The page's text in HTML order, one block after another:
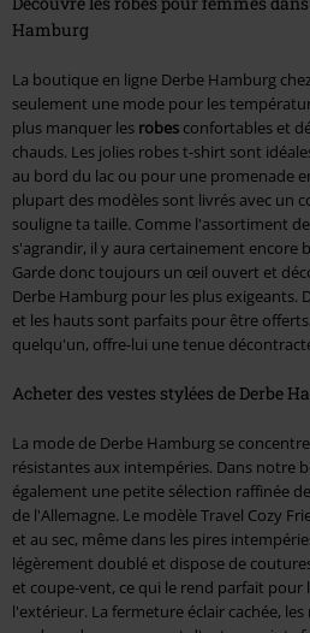
Hamburg
La boutique en ligne Derbe Hamburg
seulement une mode pour les
plus manquer les robes confortables et
chauds. Les jolies robes t-shirt sont
au bord du lac ou pour une promenade
plupart des modèles sont livrés avec un
souligne ta taille. Comme l'assortiment
s'agrandir, il y aura certainement encore
Garde donc toujours un œil ouvert et
Derbe Hamburg pour les plus exigeants.
et les hauts sont parfaits pour être
quelqu'un, offre-lui une tenue
Acheter des vestes stylées de Derbe
La mode de Derbe Hamburg se
résistantes aux intempéries. Dans notre
également une petite sélection raffinée
de l'Allemagne. Le modèle Travel Cozy
et au sec, même dans les pires
légèrement doublé et dispose de
et coupe-vent, ce qui le rend parfait pour
l'extérieur. La fermeture éclair cachée,